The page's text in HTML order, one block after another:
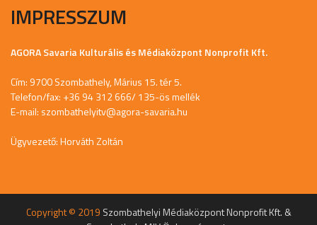
IMPRESSZUM
AGORA Savaria Kulturális és Médiaközpont Nonprofit Kft.
Cím: 9700 Szombathely, Márius 15. tér 5.
Telefon/fax: +36 94 312 666/ 135-ös mellék
E-mail: szombathelyitv@agora-savaria.hu
Ügyvezető: Horváth Zoltán
Copyright © 2019 Szombathelyi Médiaközpont Nonprofit Kft. &